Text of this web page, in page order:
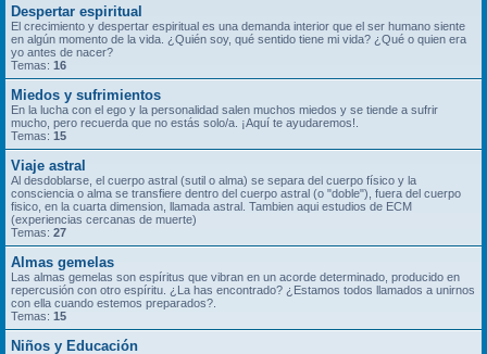
Despertar espiritual
El crecimiento y despertar espiritual es una demanda interior que el ser humano siente
en algún momento de la vida. ¿Quién soy, qué sentido tiene mi vida? ¿Qué o quien era
yo antes de nacer?
Temas: 16
Miedos y sufrimientos
En la lucha con el ego y la personalidad salen muchos miedos y se tiende a sufrir
mucho, pero recuerda que no estás solo/a. ¡Aquí te ayudaremos!.
Temas: 15
Viaje astral
Al desdoblarse, el cuerpo astral (sutil o alma) se separa del cuerpo físico y la
consciencia o alma se transfiere dentro del cuerpo astral (o "doble"), fuera del cuerpo
fisico, en la cuarta dimension, llamada astral. Tambien aqui estudios de ECM
(experiencias cercanas de muerte)
Temas: 27
Almas gemelas
Las almas gemelas son espíritus que vibran en un acorde determinado, producido en
repercusión con otro espíritu. ¿La has encontrado? ¿Estamos todos llamados a unirnos
con ella cuando estemos preparados?.
Temas: 15
Niños y Educación